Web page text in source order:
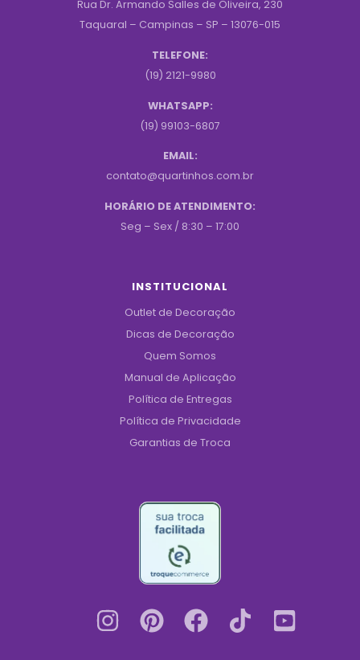
Rua Dr. Armando Salles de Oliveira, 230
Taquaral – Campinas – SP – 13076-015
TELEFONE:
(19) 2121-9980
WHATSAPP:
(19) 99103-6807
EMAIL:
contato@quartinhos.com.br
HORÁRIO DE ATENDIMENTO:
Seg – Sex / 8:30 – 17:00
INSTITUCIONAL
Outlet de Decoração
Dicas de Decoração
Quem Somos
Manual de Aplicação
Política de Entregas
Política de Privacidade
Garantias de Troca